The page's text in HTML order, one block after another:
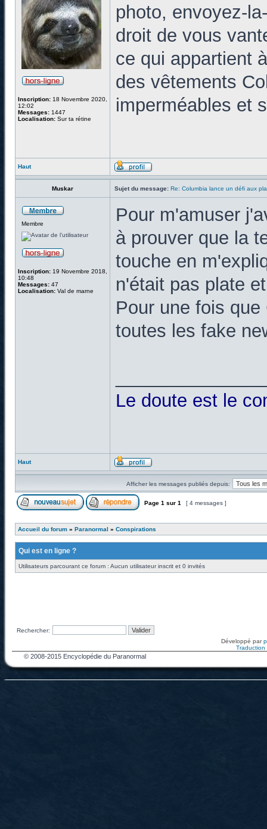
Inscription: 18 Novembre 2020,
12:02
Messages: 1447
Localisation: Sur ta rétine
photo, envoyez-
droit de vous
ce qui appartient
des vêtements
imperméables et
Haut
Muskar Sujet du message: Re: Columbia lance un défi aux
Membre
Inscription: 19 Novembre 2018,
10:48
Messages: 47
Localisation: Val de marne
Pour m'amuser
à prouver que la
touche en
n'était pas plate
Pour une fois
toutes les fake
Le doute est le
Haut
Afficher les messages publiés depuis:
Page 1 sur 1 [ 4 messages ]
Accueil du forum » Paranormal » Conspirations
Qui est en ligne ?
Utilisateurs parcourant ce forum : Aucun utilisateur inscrit et 0 invités
Rechercher:
Développé par
Traduction
© 2008-2015 Encyclopédie du Paranormal